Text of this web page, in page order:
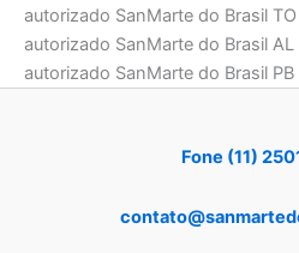
autorizado SanMarte do Brasil
autorizado SanMarte do Brasil
autorizado SanMarte do Brasil PB
Fone (11)